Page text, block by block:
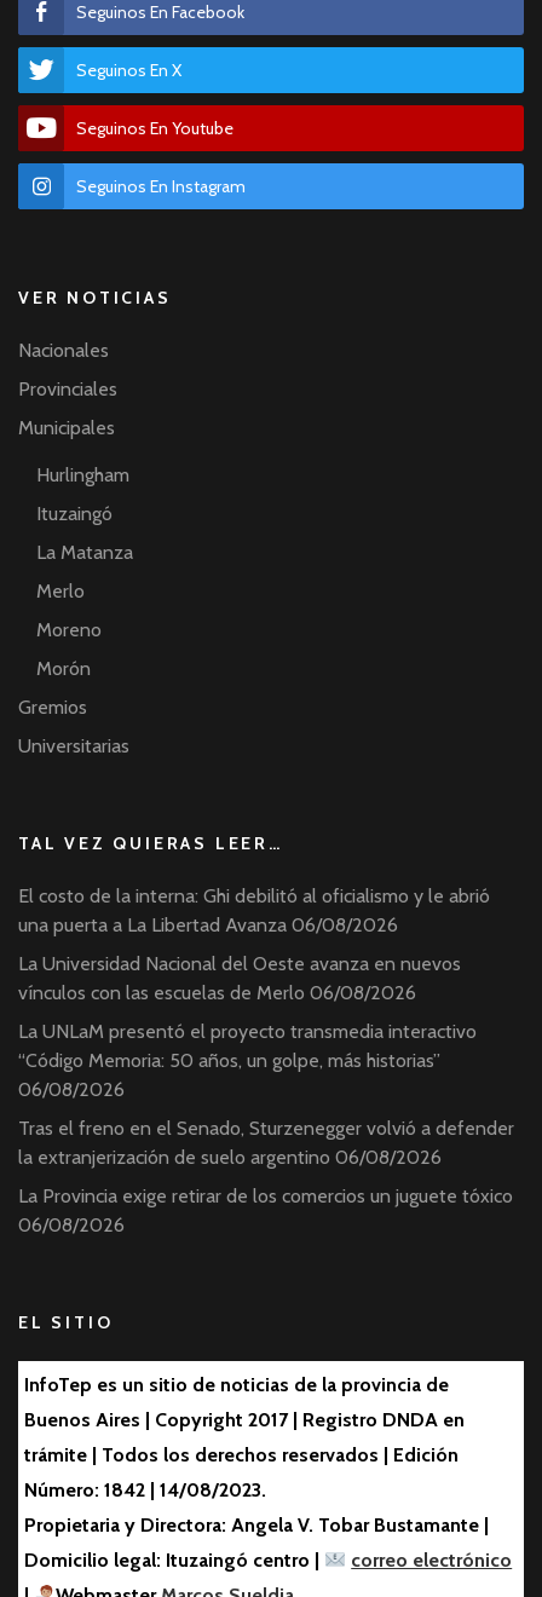
Seguinos En Facebook
Seguinos En X
Seguinos En Youtube
Seguinos En Instagram
VER NOTICIAS
Nacionales
Provinciales
Municipales
Hurlingham
Ituzaingó
La Matanza
Merlo
Moreno
Morón
Gremios
Universitarias
TAL VEZ QUIERAS LEER…
El costo de la interna: Ghi debilitó al oficialismo y le abrió
una puerta a La Libertad Avanza 06/08/2026
La Universidad Nacional del Oeste avanza en nuevos
vínculos con las escuelas de Merlo 06/08/2026
La UNLaM presentó el proyecto transmedia interactivo
“Código Memoria: 50 años, un golpe, más historias”
06/08/2026
Tras el freno en el Senado, Sturzenegger volvió a defender
la extranjerización de suelo argentino 06/08/2026
La Provincia exige retirar de los comercios un juguete tóxico
06/08/2026
EL SITIO
InfoTep es un sitio de noticias de la provincia de
Buenos Aires | Copyright 2017 | Registro DNDA en
trámite | Todos los derechos reservados | Edición
Número: 1842 | 14/08/2023.
Propietaria y Directora: Angela V. Tobar Bustamante |
Domicilio legal: Ituzaingó centro |
correo electrónico